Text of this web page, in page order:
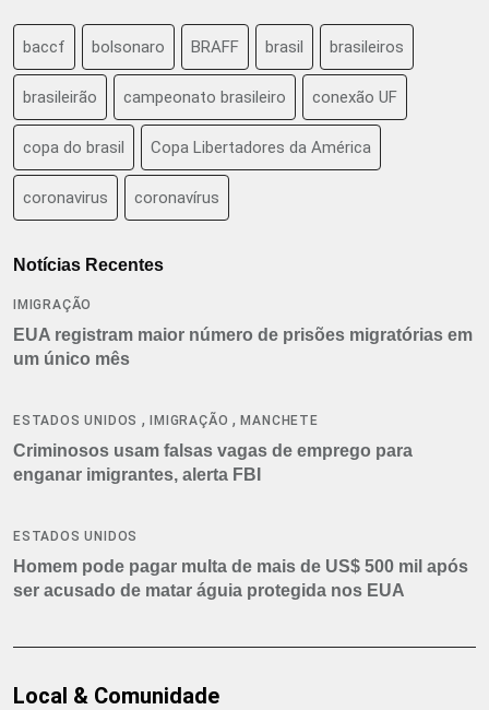
baccf bolsonaro BRAFF brasil brasileiros
brasileirão campeonato brasileiro conexão UF
copa do brasil Copa Libertadores da América
coronavirus coronavírus
Notícias Recentes
IMIGRAÇÃO
EUA registram maior número de prisões migratórias em
um único mês
ESTADOS UNIDOS ,IMIGRAÇÃO ,MANCHETE
Criminosos usam falsas vagas de emprego para
enganar imigrantes, alerta FBI
ESTADOS UNIDOS
Homem pode pagar multa de mais de US$ 500 mil após
ser acusado de matar águia protegida nos EUA
Local & Comunidade